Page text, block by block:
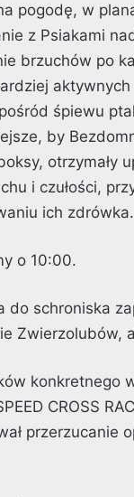
pogodę, w
z Psiakami
brzuchów po
aktywnych
śpiewu
by
otrzymały
i czułości,
ich zdrówka.
o 10:00.
do schroniska
Zwierzolubów,
konkretnego
CROSS
przerzucanie